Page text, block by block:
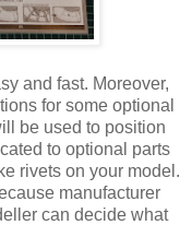
and fast. Moreover,
for some optional
be used to position
to optional parts
rivets on your model.
manufacturer
can decide what